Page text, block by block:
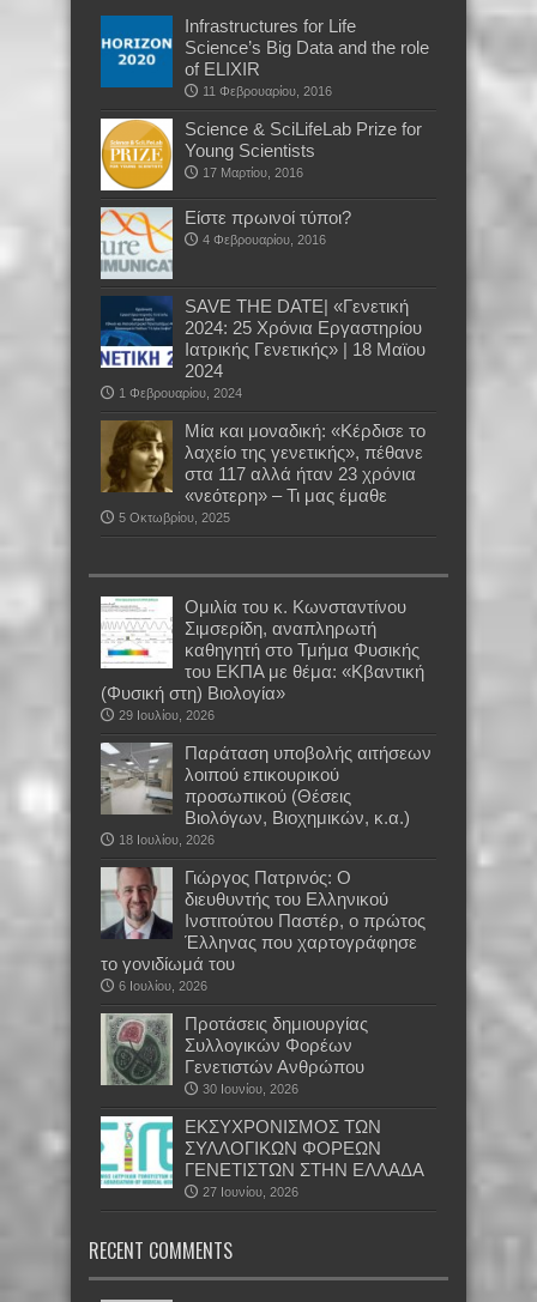
Infrastructures for Life
Science’s Big Data and the role
of ELIXIR
11 Φεβρουαρίου, 2016
Science & SciLifeLab Prize for
Young Scientists
17 Μαρτίου, 2016
Είστε πρωινοί τύποι?
4 Φεβρουαρίου, 2016
SAVE THE DATE| «Γενετική
2024: 25 Χρόνια Εργαστηρίου
Ιατρικής Γενετικής» | 18 Μαϊου
2024
1 Φεβρουαρίου, 2024
Μία και μοναδική: «Κέρδισε το
λαχείο της γενετικής», πέθανε
στα 117 αλλά ήταν 23 χρόνια
«νεότερη» – Τι μας έμαθε
5 Οκτωβρίου, 2025
Oμιλία του κ. Κωνσταντίνου
Σιμσερίδη, αναπληρωτή
καθηγητή στο Τμήμα Φυσικής
του ΕΚΠΑ με θέμα: «Κβαντική
(Φυσική στη) Βιολογία»
29 Ιουλίου, 2026
Παράταση υποβολής αιτήσεων
λοιπού επικουρικού
προσωπικού (Θέσεις
Βιολόγων, Βιοχημικών, κ.α.)
18 Ιουλίου, 2026
Γιώργος Πατρινός: Ο
διευθυντής του Ελληνικού
Ινστιτούτου Παστέρ, ο πρώτος
Έλληνας που χαρτογράφησε
το γονιδίωμά του
6 Ιουλίου, 2026
Προτάσεις δημιουργίας
Συλλογικών Φορέων
Γενετιστών Ανθρώπου
30 Ιουνίου, 2026
EKΣΥΧΡΟΝΙΣΜΟΣ ΤΩΝ
ΣΥΛΛΟΓΙΚΩΝ ΦΟΡΕΩΝ
ΓΕΝΕΤΙΣΤΩΝ ΣΤΗΝ ΕΛΛΑΔΑ
27 Ιουνίου, 2026
RECENT COMMENTS